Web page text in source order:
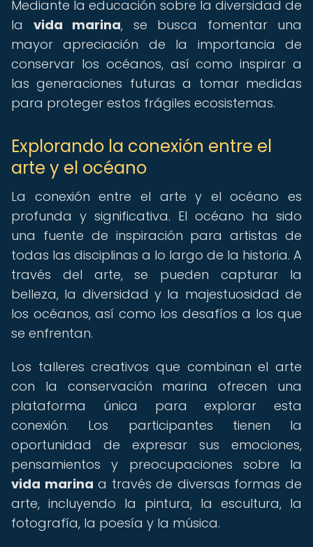
Mediante la educación sobre la diversidad de
la vida marina, se busca fomentar una
mayor apreciación de la importancia de
conservar los océanos, así como inspirar a
las generaciones futuras a tomar medidas
para proteger estos frágiles ecosistemas.
Explorando la conexión entre el
arte y el océano
La conexión entre el arte y el océano es
profunda y significativa. El océano ha sido
una fuente de inspiración para artistas de
todas las disciplinas a lo largo de la historia. A
través del arte, se pueden capturar la
belleza, la diversidad y la majestuosidad de
los océanos, así como los desafíos a los que
se enfrentan.
Los talleres creativos que combinan el arte
con la conservación marina ofrecen una
plataforma única para explorar esta
conexión. Los participantes tienen la
oportunidad de expresar sus emociones,
pensamientos y preocupaciones sobre la
vida marina a través de diversas formas de
arte, incluyendo la pintura, la escultura, la
fotografía, la poesía y la música.